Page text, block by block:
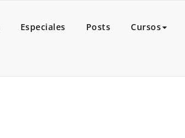
Especiales Posts Cursos